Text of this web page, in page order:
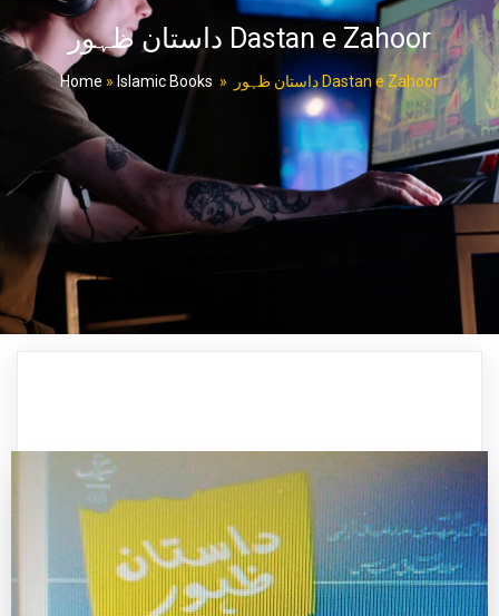
داستان ظہور Dastan e Zahoor
Home » Islamic Books » داستان ظہور Dastan e Zahoor